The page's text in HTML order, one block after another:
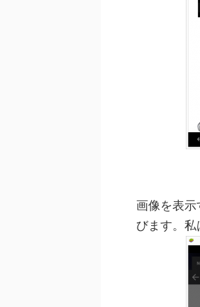
画像を表示
びます。私